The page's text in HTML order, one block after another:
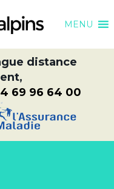
MENU
distance
69 96 64 00